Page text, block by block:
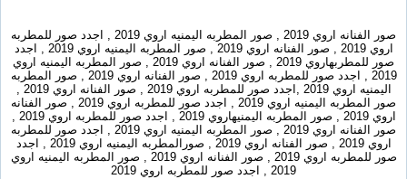
صور الفنانه اروي 2019 , صور المطربه اليمنيه اروي 2019 , اجدد صور للمطربه
اروي 2019 , صور الفنانه اروي 2019 , صور المطربه اليمنيه اروي 2019 , اجدد
صور للمطربهاروي 2019 , صور الفنانه اروي 2019 , صور المطربه اليمنيه اروي
2019 , اجدد صور للمطربه اروي 2019 , صور الفنانه اروي 2019 , صور المطربه
اليمنيه اروي 2019 ,اجدد صور للمطربه اروي 2019 , صور الفنانه اروي 2019 ,
صور المطربه اليمنيه اروي 2019 , اجدد صور للمطربه اروي 2019 , صور الفنانه
اروي 2019 , صور المطربه اليمنيهاروي 2019 , اجدد صور للمطربه اروي 2019 ,
صور الفنانه اروي 2019 , صور المطربه اليمنيه اروي 2019 , اجدد صور للمطربه
اروي 2019 , صور الفنانه اروي 2019 , صورالمطربه اليمنيه اروي 2019 , اجدد
صور للمطربه اروي 2019 , صور الفنانه اروي 2019 , صور المطربه اليمنيه اروي
2019 , اجدد صور للمطربه اروي 2019